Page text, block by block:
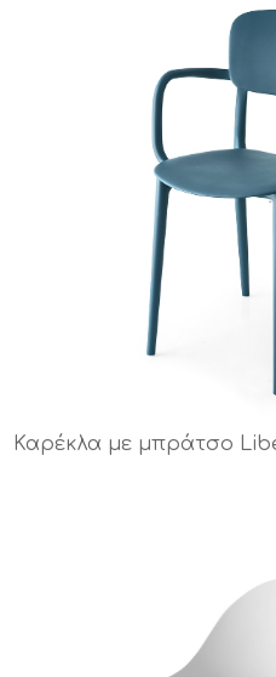
Καρέκλα με μπράτσο